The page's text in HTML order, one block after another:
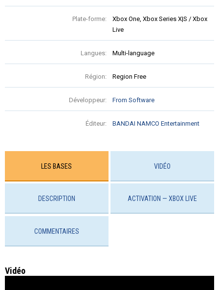
Plate-forme:
Xbox One, Xbox Series X|S / Xbox
Live
Langues: Multi-language
Région: Region Free
Développeur: From Software
Éditeur: BANDAI NAMCO Entertainment
LES BASES VIDÉO
DESCRIPTION ACTIVATION — XBOX LIVE
COMMENTAIRES
Vidéo